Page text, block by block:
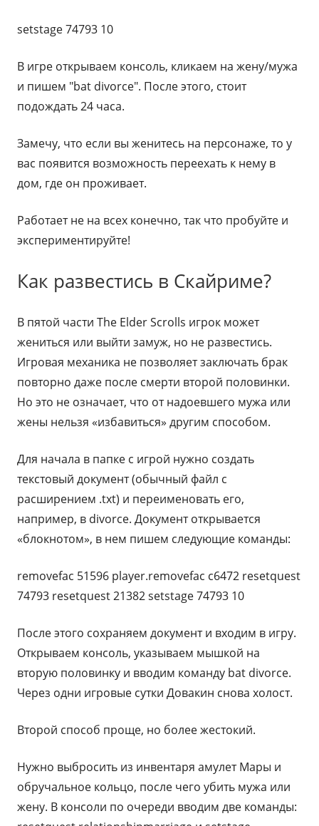
setstage 74793 10
В игре открываем консоль, кликаем на жену/мужа
и пишем "bat divorce". После этого, стоит
подождать 24 часа.
Замечу, что если вы женитесь на персонаже, то у
вас появится возможность переехать к нему в
дом, где он проживает.
Работает не на всех конечно, так что пробуйте и
экспериментируйте!
Как развестись в Скайриме?
В пятой части The Elder Scrolls игрок может
жениться или выйти замуж, но не развестись.
Игровая механика не позволяет заключать брак
повторно даже после смерти второй половинки.
Но это не означает, что от надоевшего мужа или
жены нельзя «избавиться» другим способом.
Для начала в папке с игрой нужно создать
текстовый документ (обычный файл с
расширением .txt) и переименовать его,
например, в divorce. Документ открывается
«блокнотом», в нем пишем следующие команды:
removefac 51596 player.removefac c6472 resetquest
74793 resetquest 21382 setstage 74793 10
После этого сохраняем документ и входим в игру.
Открываем консоль, указываем мышкой на
вторую половинку и вводим команду bat divorce.
Через одни игровые сутки Довакин снова холост.
Второй способ проще, но более жестокий.
Нужно выбросить из инвентаря амулет Мары и
обручальное кольцо, после чего убить мужа или
жену. В консоли по очереди вводим две команды: